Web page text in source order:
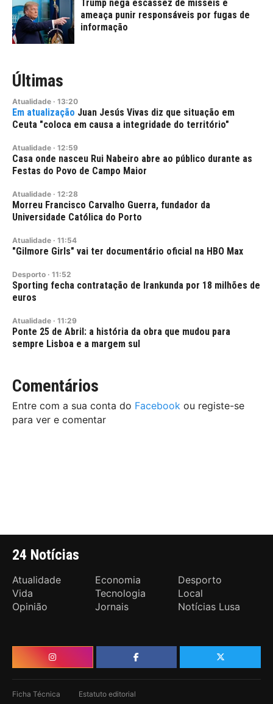
Trump nega escassez de mísseis e
ameaça punir responsáveis por fugas de
informação
Últimas
Atualidade · 13:20
Juan Jesús Vivas diz que situação em
Ceuta "coloca em causa a integridade do território"
Atualidade · 12:59
Casa onde nasceu Rui Nabeiro abre ao público durante as
Festas do Povo de Campo Maior
Atualidade · 12:28
Morreu Francisco Carvalho Guerra, fundador da
Universidade Católica do Porto
Atualidade · 11:54
"Gilmore Girls" vai ter documentário oficial na HBO Max
Desporto · 11:52
Sporting fecha contratação de Irankunda por 18 milhões de
euros
Atualidade · 11:29
Ponte 25 de Abril: a história da obra que mudou para
sempre Lisboa e a margem sul
Comentários
Entre com a sua conta do Facebook ou registe-se
para ver e comentar
24 Notícias
Atualidade Economia
Desporto
Vida
Tecnologia
Local
Opinião
Jornais Notícias Lusa
Ficha Técnica Estatuto editorial